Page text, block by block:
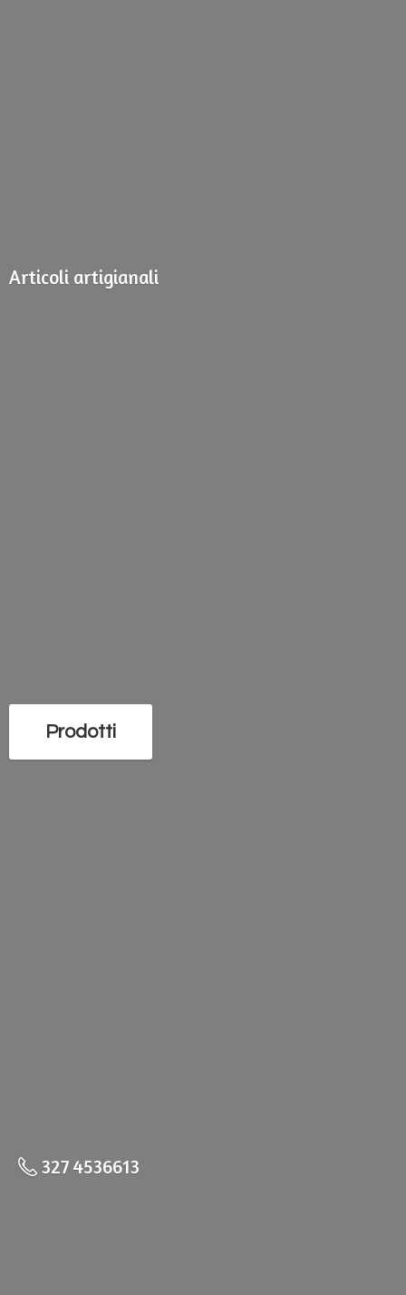
Articoli artigianali
Prodotti
327 4536613